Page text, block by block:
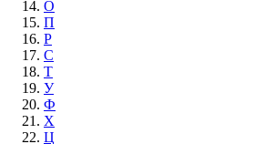
О
П
Р
С
Т
У
Ф
Х
Ц